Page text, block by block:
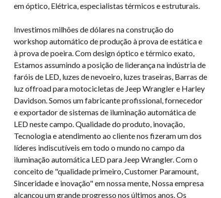
em óptico, Elétrica, especialistas térmicos e estruturais.
Investimos milhões de dólares na construção do
workshop automático de produção à prova de estática e
à prova de poeira. Com design óptico e térmico exato,
Estamos assumindo a posição de liderança na indústria de
faróis de LED, luzes de nevoeiro, luzes traseiras, Barras de
luz offroad para motocicletas de Jeep Wrangler e Harley
Davidson. Somos um fabricante profissional, fornecedor
e exportador de sistemas de iluminação automática de
LED neste campo. Qualidade do produto, inovação,
Tecnologia e atendimento ao cliente nos fizeram um dos
líderes indiscutíveis em todo o mundo no campo da
iluminação automática LED para Jeep Wrangler. Com o
conceito de "qualidade primeiro, Customer Paramount,
Sinceridade e inovação" em nossa mente, Nossa empresa
alcançou um grande progresso nos últimos anos. Os